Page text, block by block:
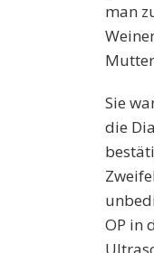
man
Sie
die
OP in